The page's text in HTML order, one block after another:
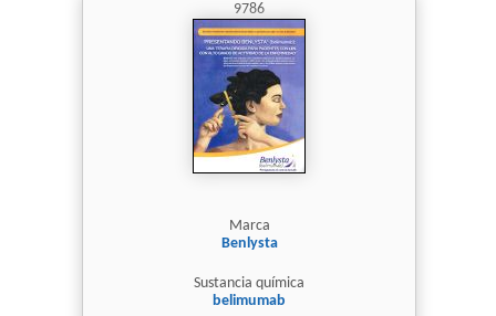
9786
Marca
Benlysta
Sustancia química
belimumab